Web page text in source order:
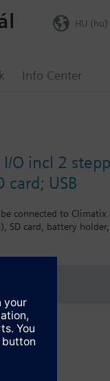
Info Center
HU (hu)
I/O incl 2
card; USB
connected to
card, battery holder,